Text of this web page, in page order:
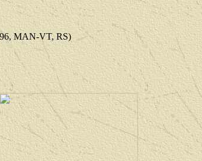
MAN-VT, RS)